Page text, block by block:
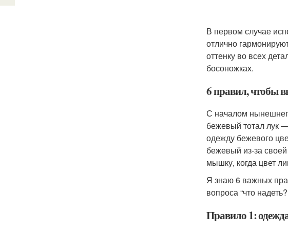
В первом случае
отлично
оттенку во всех
босоножках.
6 правил, чтобы
С началом
бежевый тотал лук
одежду бежевого
бежевый из-за
мышку, когда цвет
Я знаю 6 важных
вопроса “что
Правило 1: